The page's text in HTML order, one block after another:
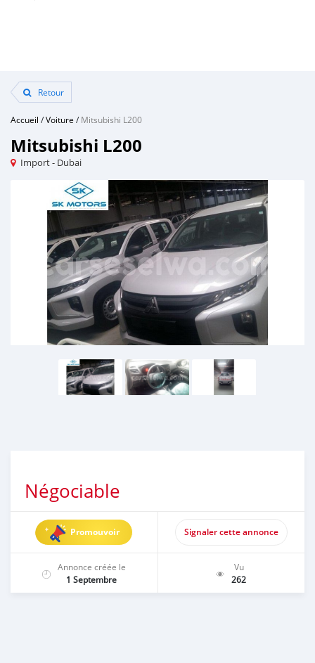
Retour
Accueil /Voiture /Mitsubishi L200
Mitsubishi L200
Import - Dubai
Négociable
Promouvoir Signaler cette annonce
Annonce créée le
1 Septembre
Vu
262